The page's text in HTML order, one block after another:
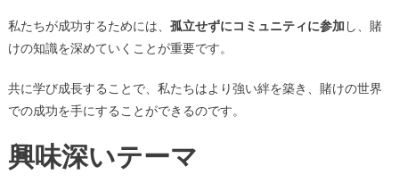
私たちが成功するためには、 孤立せずにコミュニティに参加し、賭
けの知識を深めていくことが重要です。
共に学び成長することで、私たちはより強い絆を築き、賭けの世界
での成功を手にすることができるのです。
興味深いテーマ